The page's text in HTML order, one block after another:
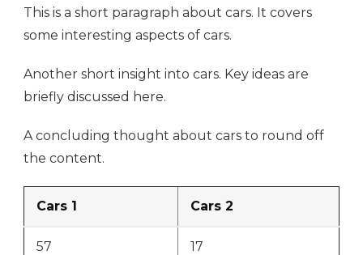
This is a short paragraph about cars. It covers
some interesting aspects of cars.
Another short insight into cars. Key ideas are
briefly discussed here.
A concluding thought about cars to round off
the content.
Cars 1 Cars 2
57 17